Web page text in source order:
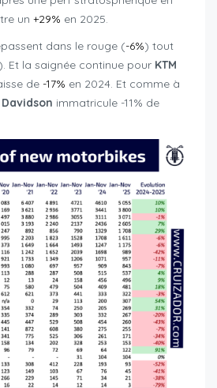
un +29% en 2025.
dans le rouge (-6%) tout
Et la saignée continue pour KTM
de -17% en 2024. Et comme à
Davidson immatricule -11% de